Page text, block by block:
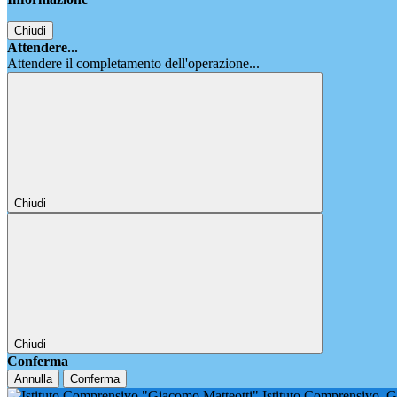
Chiudi
Attendere...
Attendere il completamento dell'operazione...
Chiudi
Chiudi
Conferma
Annulla Conferma